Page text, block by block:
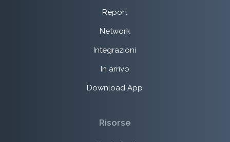
Report
Network
Integrazioni
In arrivo
Download App
Risorse